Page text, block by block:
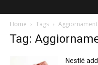
Home Tags Aggiornamenti
Tag:
Nestlé